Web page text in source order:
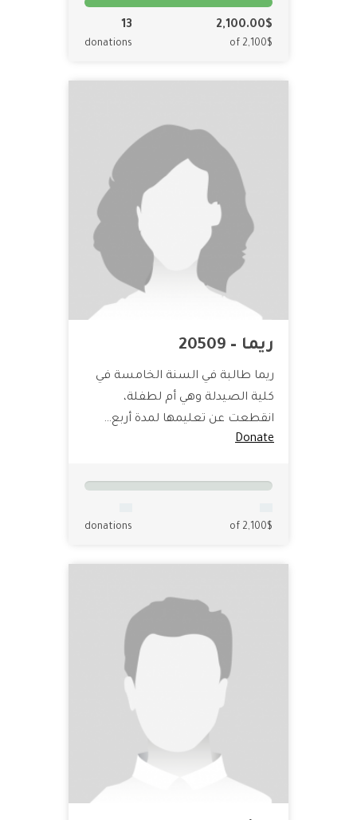
2,100.00$
of 2,100$
13
donations
ريما – 20509
ريما طالبة في السنة الخامسة في
كلية الصيدلة وهي أم لطفلة،
انقطعت عن تعليمها لمدة أربع…
Donate
of 2,100$
donations